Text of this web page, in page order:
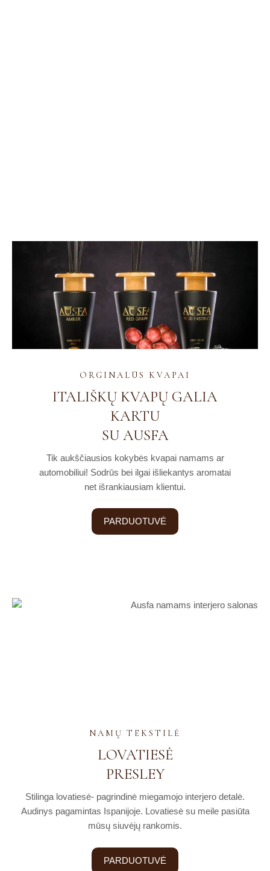
ORGINALŪS KVAPAI
ITALIŠKŲ KVAPŲ GALIA
KARTU
SU AUSFA
Tik aukščiausios kokybės kvapai namams ar
automobiliui! Sodrūs bei ilgai išliekantys aromatai
net išrankiausiam klientui.
PARDUOTUVĖ
NAMŲ TEKSTILĖ
LOVATIESĖ
PRESLEY
Stilinga lovatiesė- pagrindinė miegamojo interjero detalė.
Audinys pagamintas Ispanijoje. Lovatiesė su meile pasiūta
mūsų siuvėjų rankomis.
PARDUOTUVĖ